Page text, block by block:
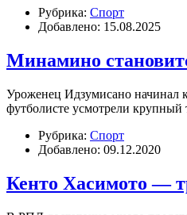
Рубрика: Спорт
Добавлено: 15.08.2025
Минамино
Уроженец Идзумисано начинал
футболисте усмотрели крупный
Рубрика: Спорт
Добавлено: 09.12.2020
Кенто Хасимото —